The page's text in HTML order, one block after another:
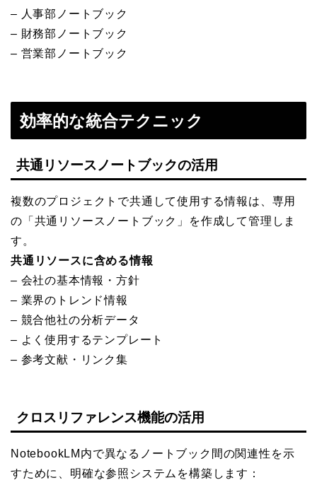
– 人事部ノートブック
– 財務部ノートブック
– 営業部ノートブック
効率的な統合テクニック
共通リソースノートブックの活用
複数のプロジェクトで共通して使用する情報は、専用
の「共通リソースノートブック」を作成して管理しま
す。
共通リソースに含める情報
– 会社の基本情報・方針
– 業界のトレンド情報
– 競合他社の分析データ
– よく使用するテンプレート
– 参考文献・リンク集
クロスリファレンス機能の活用
NotebookLM内で異なるノートブック間の関連性を示
すために、明確な参照システムを構築します：